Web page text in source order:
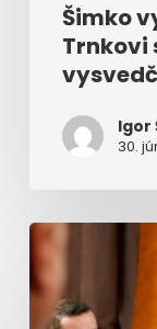
Šimko
Trnkovi
Igor
30.
K
redukcii
košických
mestských